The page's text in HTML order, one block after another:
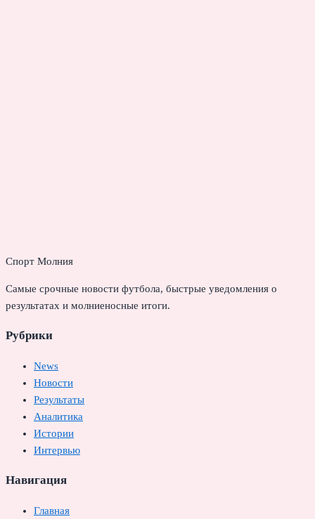
Спорт Молния
Самые срочные новости футбола, быстрые уведомления о
результатах и молниеносные итоги.
Рубрики
News
Новости
Результаты
Аналитика
Истории
Интервью
Навигация
Главная